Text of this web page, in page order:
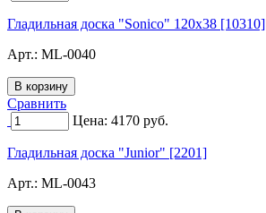
Гладильная доска "Sonico" 120x38 [10310]
Арт.: ML-0040
Сравнить
Цена: 4170 руб.
Гладильная доска "Junior" [2201]
Арт.: ML-0043